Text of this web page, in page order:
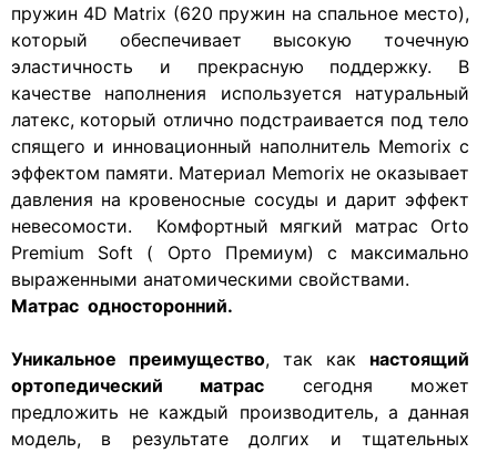
пружин 4D Matrix (620 пружин на спальное место),
который обеспечивает высокую точечную
эластичность и прекрасную поддержку. В
качестве наполнения используется натуральный
латекс, который отлично подстраивается под тело
спящего и инновационный наполнитель Memorix с
эффектом памяти. Материал Memorix не оказывает
давления на кровеносные сосуды и дарит эффект
невесомости. Комфортный мягкий матрас Orto
Premium Soft ( Орто Премиум) с максимально
выраженными анатомическими свойствами.
Матрас односторонний.
Уникальное преимущество, так как настоящий
ортопедический матрас сегодня может
предложить не каждый производитель, а данная
модель, в результате долгих и тщательных